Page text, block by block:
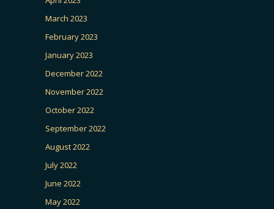
March 2023
February 2023
January 2023
December 2022
November 2022
October 2022
September 2022
August 2022
July 2022
June 2022
May 2022